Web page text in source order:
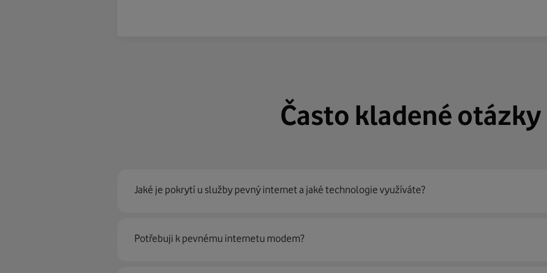
Často kladené otázky
Jaké je pokrytí u služby pevný internet a jaké technologie využíváte?
Pevný internet můžeme nabídnout99 % českých domácností
prostřednictvím několika
Potřebuji k pevnému internetu modem?